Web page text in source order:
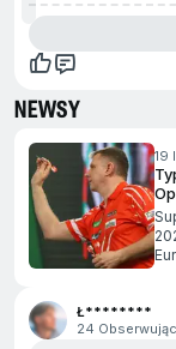
NEWSY
na koniec 19
na początek
Ł********
24